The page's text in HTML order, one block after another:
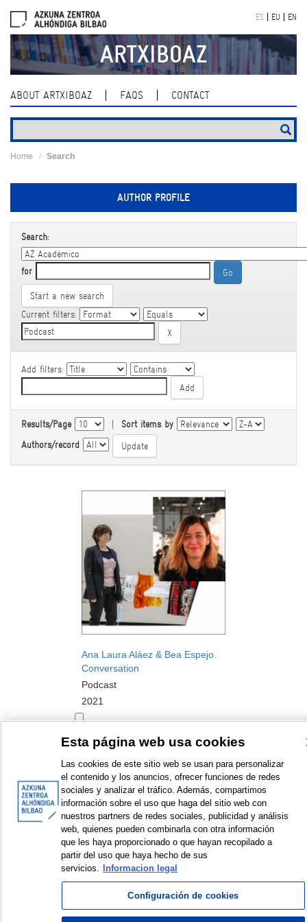
navigation
ES EU EN
ARTXIBOAZ
ABOUT ARTXIBOAZ FAQS CONTACT
Home Search
AUTHOR PROFILE
Search:
for
Start a new search
Current filters:
Add filters:
Results/Page | Sort items by
Authors/record
Ana Laura Aláez & Bea Espejo.
Conversation
Podcast
2021
< Items sorted by: 1 to 1 of 1 >
© Azkuna Zentroa - Alhóndiga Bilbao
Esta página web usa cookies
Las cookies de este sitio web se usan para personalizar
el contenido y los anuncios, ofrecer funciones de redes
sociales y analizar el tráfico. Además, compartimos
información sobre el uso que haga del sitio web con
nuestros partners de redes sociales, publicidad y análisis
web, quienes pueden combinarla con otra información
que les haya proporcionado o que hayan recopilado a
partir del uso que haya hecho de sus
servicios.
Informacion legal
Configuración de cookies